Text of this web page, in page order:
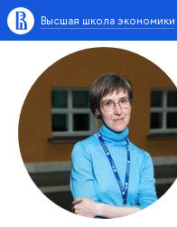
Высшая школа экономики